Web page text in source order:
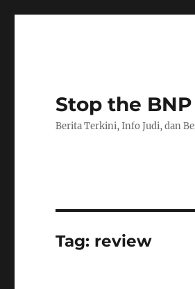
Stop the BNP
Berita Terkini, Info Judi, dan
Tag: review